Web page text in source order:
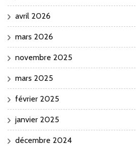
avril 2026
mars 2026
novembre 2025
mars 2025
février 2025
janvier 2025
décembre 2024